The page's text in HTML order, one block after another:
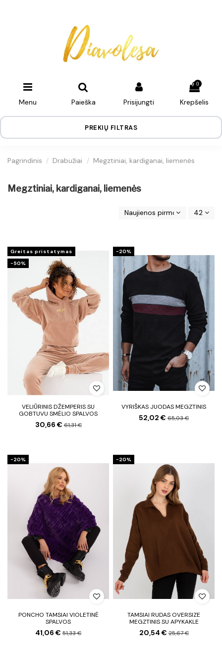
Menu Paieška Prisijungti
0
Krepšelis
PREKIŲ FILTRAS
Pagrindinis Drabužiai Megztiniai, kardiganai, liemenės
Megztiniai, kardiganai, liemenės
Naujienos pirmos 42
Greitas pristatymas
−50%
VELIŪRINIS DŽEMPERIS SU
GOBTUVU SMĖLIO SPALVOS
30,66 €61,31 €
−20%
VYRIŠKAS JUODAS MEGZTINIS
52,02 € 65,03 €
−20%
PONCHO TAMSIAI VIOLETINĖ
SPALVOS
41,06 € 51,33 €
−20%
TAMSIAI RUDAS OVERSIZE
MEGZTINIS SU APYKAKLE
20,54 €25,67 €